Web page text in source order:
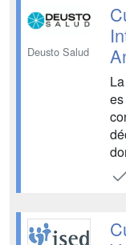
Deusto Salud